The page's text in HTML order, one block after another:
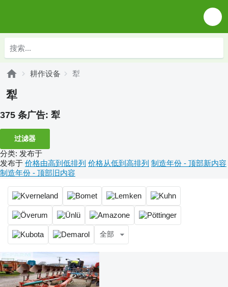
耕作设备 犁
犁
375 条广告: 犁
过滤器
分类: 发布于
发布于 价格由高到低排列 价格从低到高排列 制造年份 - 顶部新内容
制造年份 - 顶部旧内容
全部